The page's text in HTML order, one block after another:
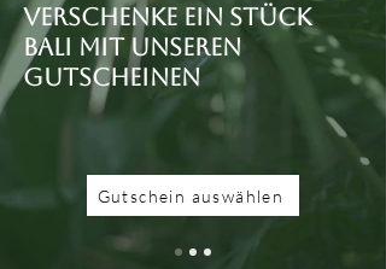
Verschenke ein Stück
Bali mit unseren
Gutscheinen
Gutschein auswählen